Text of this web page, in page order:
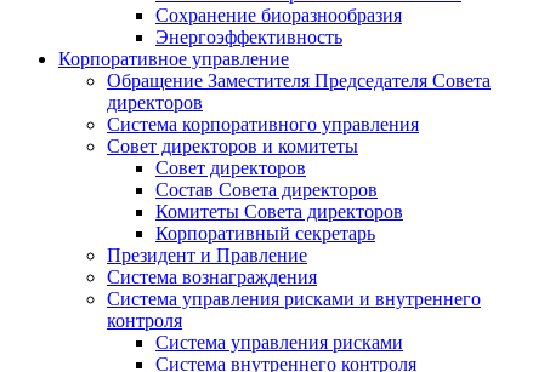
Сохранение биоразнообразия
Энергоэффективность
Корпоративное управление
Обращение Заместителя Председателя Совета
директоров
Система корпоративного управления
Совет директоров и комитеты
Совет директоров
Состав Совета директоров
Комитеты Совета директоров
Корпоративный секретарь
Президент и Правление
Система вознаграждения
Система управления рисками и внутреннего
контроля
Система управления рисками
Система внутреннего контроля